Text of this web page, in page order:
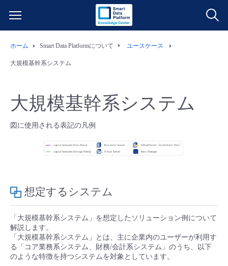
クラウド/サーバー
モニタリング/監査
サポート
管理機能
データ利活用
IoT
モニタリング/監査
サポート
料金情報
クラウド/サーバー
ネットワーク
IoT
- 管理機能
■ セットアップガイド
- 新規お申し込み方法
- バックアップ
- セキュリティ・監査
- データと分析
故障/メンテナンス情報
サービス稼働状況
故障/メンテナンス履歴
パートナー
ホーム Smart Data Platformについて ユースケース
大規模基幹系システム
大規模基幹系システム
図に使用される表記の凡例
想定するシステム
「大規模基幹系システム」を想定したソリューション例について
解説します。
「大規模基幹系システム」とは、主に企業内のユーザーが利用す
る「コア業務系システム、財務/会計系システム」のうち、以下
のような特徴を持つシステムを対象としています。